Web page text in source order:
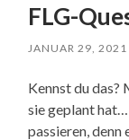
FLG-
JANUAR 29, 2021
Kennst du das?
sie geplant
passieren,